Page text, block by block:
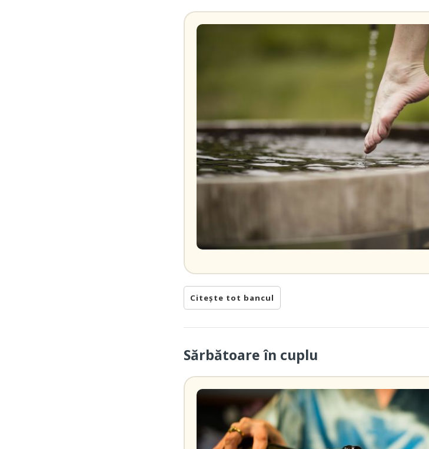
Citește tot bancul
Sărbătoare în cuplu